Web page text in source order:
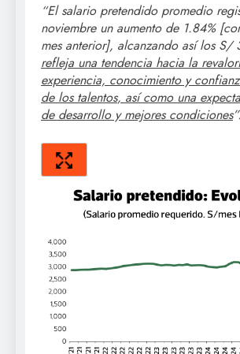
“El salario pretendido promedio
noviembre un aumento de 1.84%
mes anterior], alcanzando así los S/
refleja una tendencia hacia la
experiencia, conocimiento y
de lostalentos, así como una
de desarrollo y mejores condiciones”.